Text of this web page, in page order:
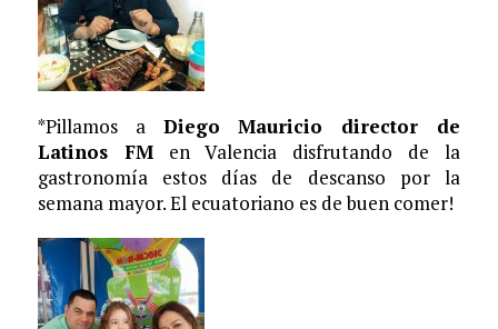
*Pillamos a Diego Mauricio director de
Latinos FMen Valencia disfrutando de la
gastronomía estos días de descanso por la
semana mayor. El ecuatoriano es de buen comer!